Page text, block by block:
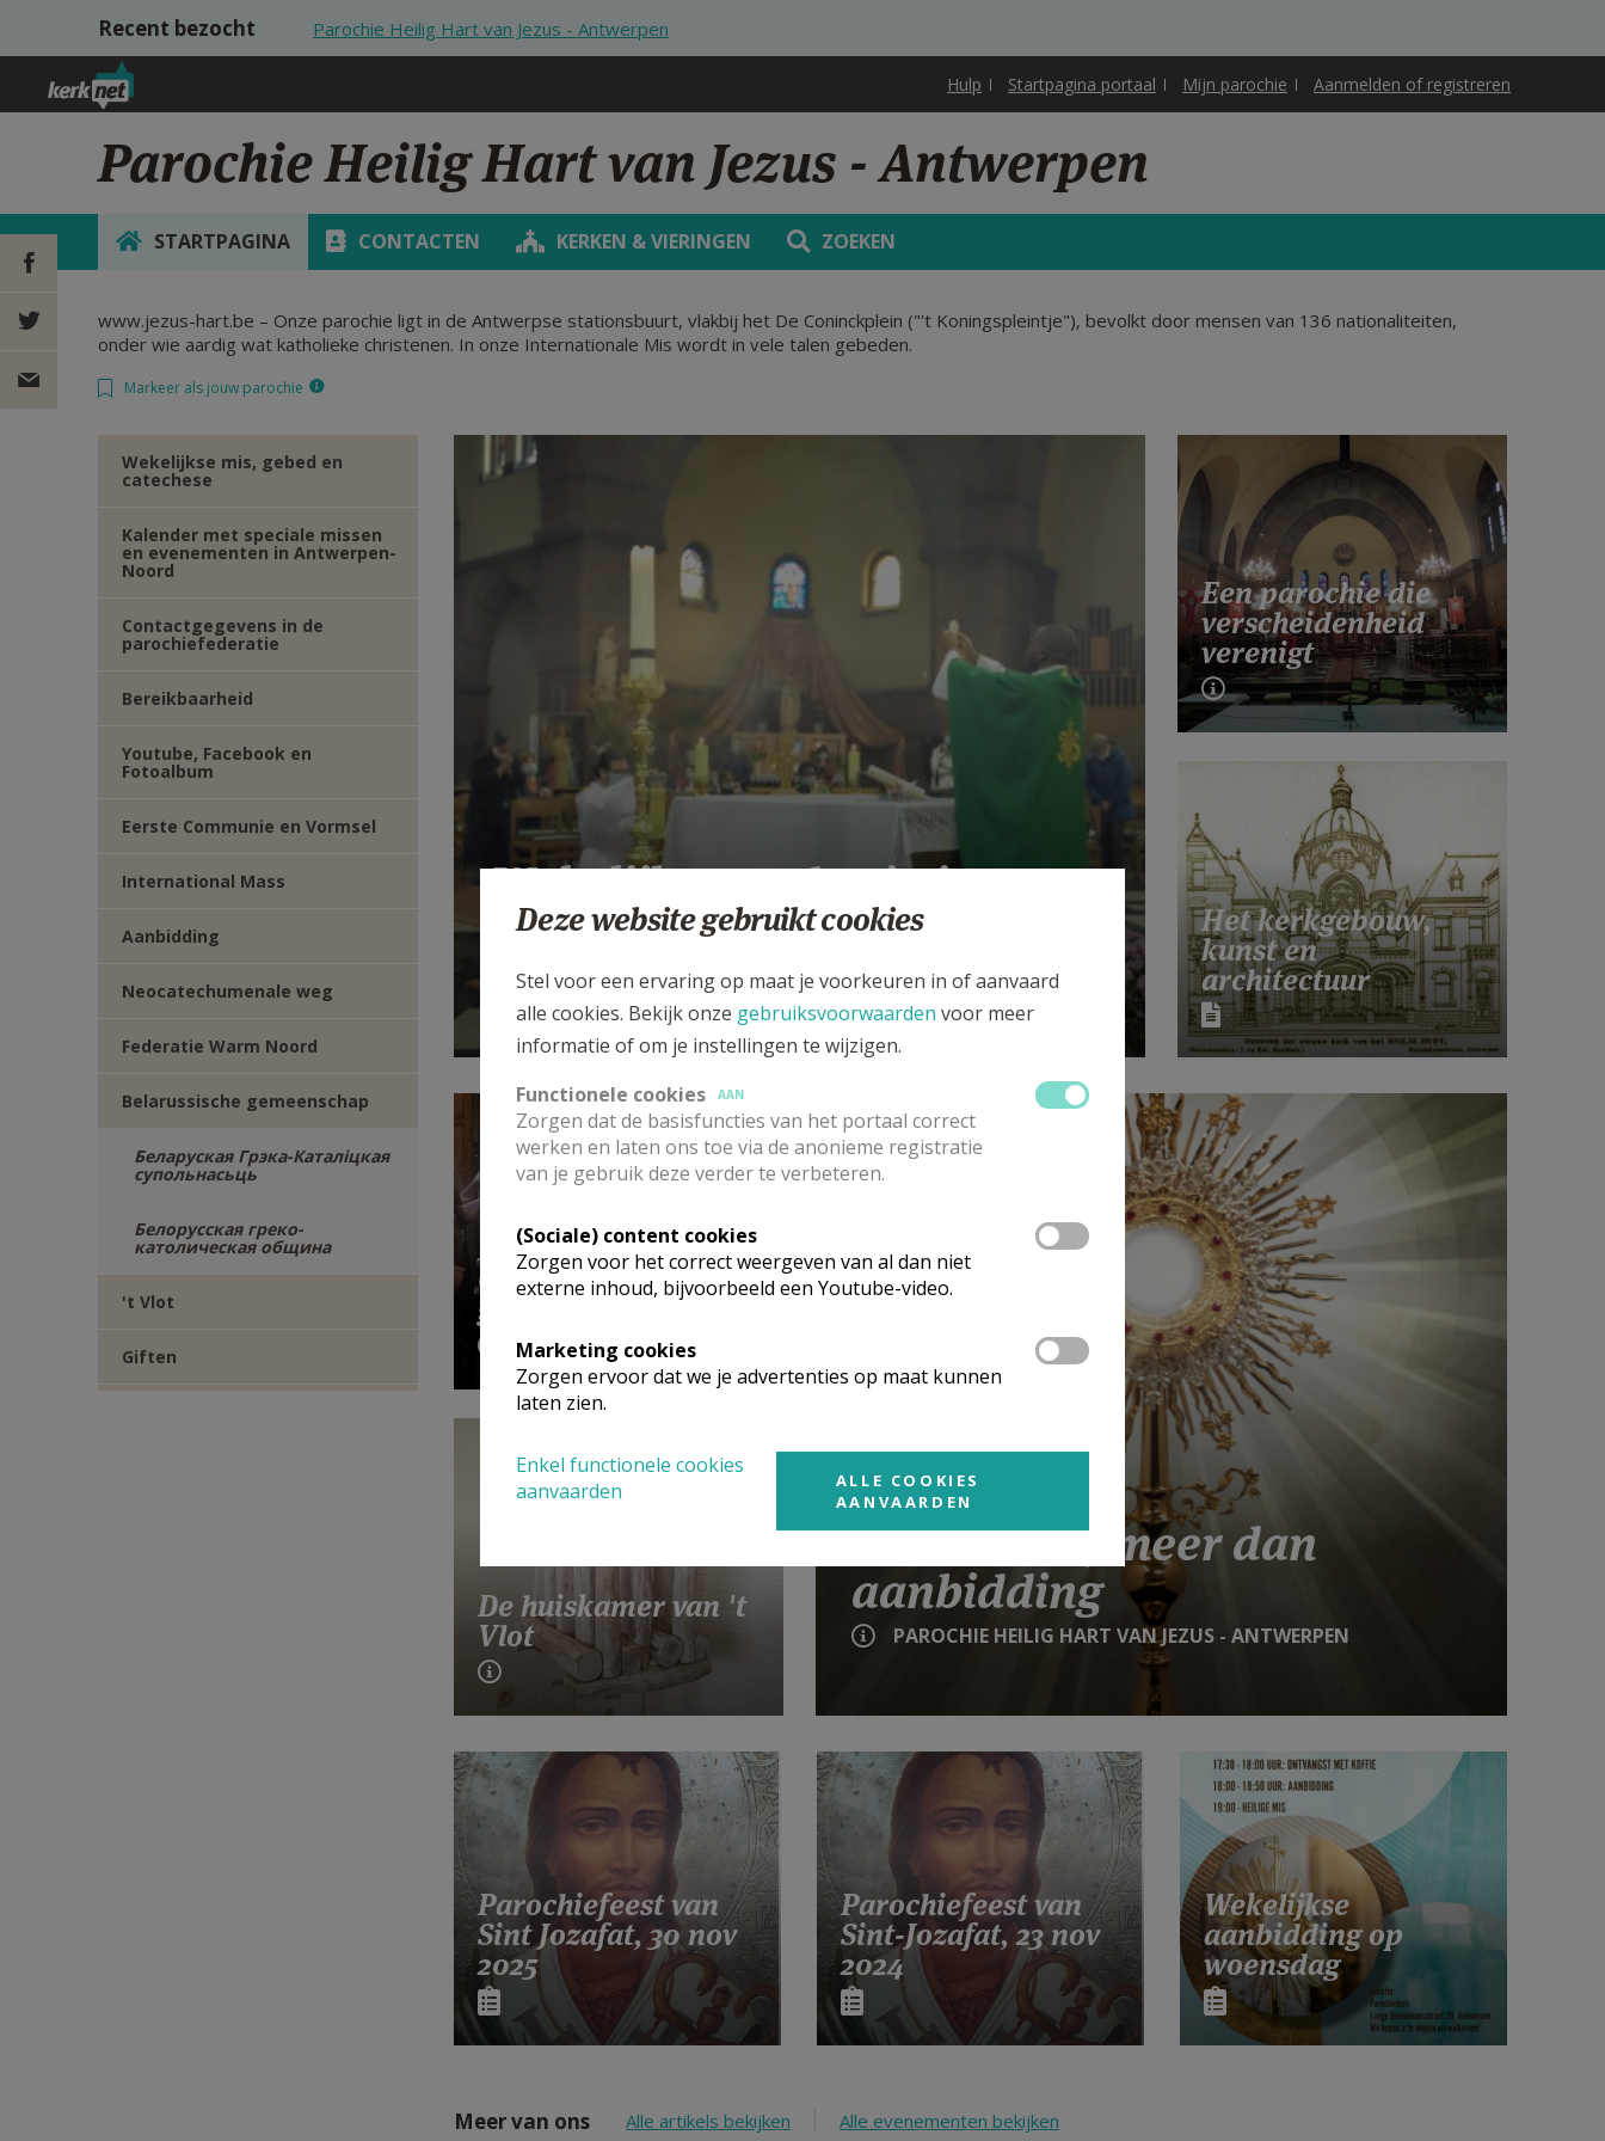
Overslaan en naar de inhoud gaan
Recent bezocht Parochie Heilig Hart van Jezus - Antwerpen
Hulp Startpagina portaal Mijn parochie Aanmelden of registreren
Parochie Heilig Hart van Jezus - Antwerpen
STARTPAGINA CONTACTEN KERKEN & VIERINGEN ZOEKEN
www.jezus-hart.be – Onze parochie ligt in de Antwerpse stationsbuurt, vlakbij het De Coninckplein ("'t Koningspleintje"), bevolkt door mensen van 136 nationaliteiten,
onder wie aardig wat katholieke christenen. In onze Internationale Mis wordt in vele talen gebeden.
Markeer als jouw parochie
DEEL OP
FACEBOOK
DEEL OP
Wekelijkse mis, gebed en
catechese
Kalender met speciale missen
en evenementen in Antwerpen-
Noord
Contactgegevens in de
parochiefederatie
Bereikbaarheid
Youtube, Facebook en
Fotoalbum
Eerste Communie en Vormsel
International Mass
Aanbidding
Neocatechumenale weg
Federatie Warm Noord
Belarussische gemeenschap
Беларуская Грэка-Каталіцкая
супольнасьць
Белорусская греко-
католическая община
't Vlot
Giften
Wekelijkse eucharistie,
gebed en catechese
PAROCHIE HEILIG HART VAN JEZUS - ANTWERPEN
Een parochie die
verscheidenheid
verenigt
Het kerkgebouw,
kunst en
architectuur
Belarussische
Grieks-Katholieke
gemeenschap
De huiskamer van 't
Vlot
Kom en zie, meer dan
aanbidding
PAROCHIE HEILIG HART VAN JEZUS - ANTWERPEN
Parochiefeest van
Sint Jozafat, 30 nov
2025
Parochiefeest van
Sint-Jozafat, 23 nov
2024
Wekelijkse
aanbidding op
woensdag
Meer van ons Alle artikels bekijken Alle evenementen bekijken
Deze website gebruikt cookies
Stel voor een ervaring op maat je voorkeuren in of aanvaard
alle cookies. Bekijk onze gebruiksvoorwaarden voor meer
informatie of om je instellingen te wijzigen.
Functionele cookies
AAN
Zorgen dat de basisfuncties van het portaal correct
werken en laten ons toe via de anonieme registratie
van je gebruik deze verder te verbeteren.
(Sociale) content cookies
Zorgen voor het correct weergeven van al dan niet
externe inhoud, bijvoorbeeld een Youtube-video.
Marketing cookies
Zorgen ervoor dat we je advertenties op maat kunnen
laten zien.
Enkel functionele cookies
aanvaarden
ALLE COOKIES
AANVAARDEN